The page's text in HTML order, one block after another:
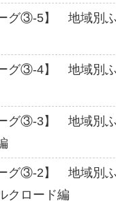
ーグ③-5】 地域別
ーグ③-4】 地域別
ーグ③-3】 地域別
ーグ③-2】 地域別
クロード編